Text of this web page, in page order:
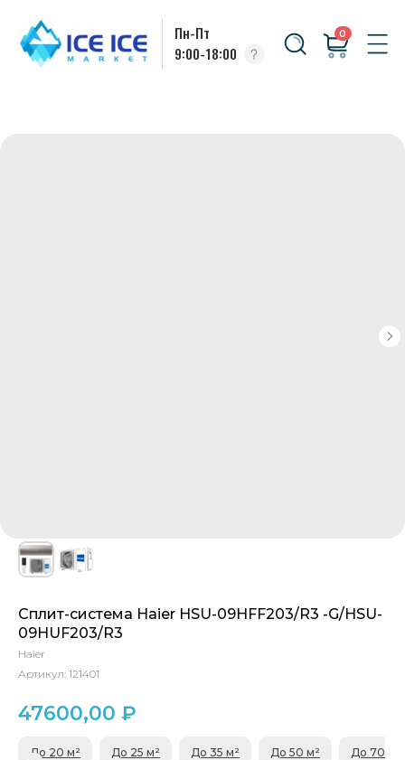
9:00-18:00
Сплит-система Haier HSU-09HFF203/R3 -G/HSU-
09HUF203/R3
Haier
Артикул: 121401
47600,00 ₽
До 20 м² До 25 м² До 35 м² До 50 м²
До 70